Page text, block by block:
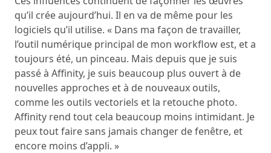
qu’il crée aujourd’hui. Il en va de même pour les
logiciels qu’il utilise. « Dans ma façon de travailler,
l’outil numérique principal de mon workflow est, et a
toujours été, un pinceau. Mais depuis que je suis
passé à Affinity, je suis beaucoup plus ouvert à de
nouvelles approches et à de nouveaux outils,
comme les outils vectoriels et la retouche photo.
Affinity rend tout cela beaucoup moins intimidant. Je
peux tout faire sans jamais changer de fenêtre, et
encore moins d’appli. »